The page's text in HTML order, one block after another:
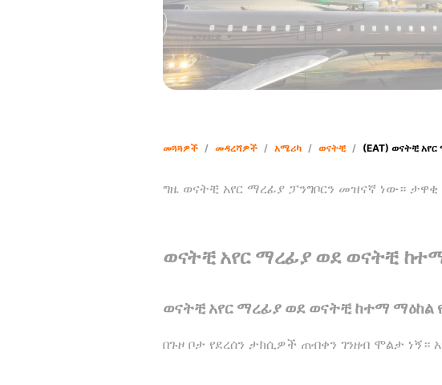
መጓጓዎች / መዳረሻዎች / አሜሪካ / ወናትቺ / (EAT) ወናትቺ
ግዜ ወናትቺ አየር ማረፊያ ፓንግቦርን መዝናኛ ነው።
ወናትቺ አየር ማረፊያ ወደ ወናትቺ
ወናትቺ አየር ማረፊያ ወደ ወናትቺ ከተማ ማዕከል
በጉዞ ቦታ የደረሰን ታክሲዎች ጠብቀን ገንዘብ ሞልታ ነኝ።